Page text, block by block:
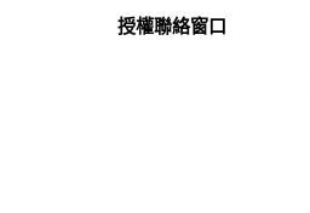
授權聯絡窗口